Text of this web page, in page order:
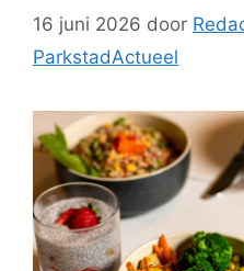
16 juni 2026 door
ParkstadActueel